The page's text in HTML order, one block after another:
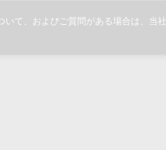
て、およびご質問がある場合は、当